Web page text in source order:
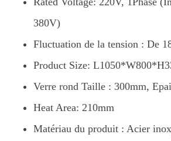
380V)
Fluctuation de la tension : De
Product Size:
Verre rond Taille : 300mm,
Heat Area: 210mm
Matériau du produit : Acier